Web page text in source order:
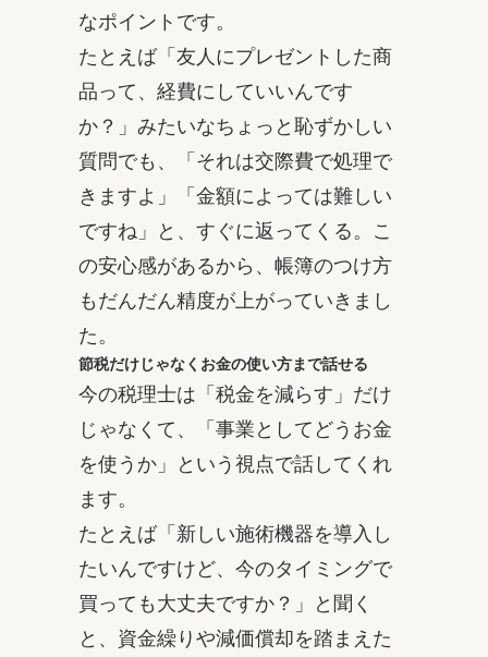
なポイントです。
たとえば「友人にプレゼントした商
品って、経費にしていいんです
か？」みたいなちょっと恥ずかしい
質問でも、「それは交際費で処理で
きますよ」「金額によっては難しい
ですね」と、すぐに返ってくる。こ
の安心感があるから、帳簿のつけ方
もだんだん精度が上がっていきまし
た。
節税だけじゃなくお金の使い方まで話せる
今の税理士は「税金を減らす」だけ
じゃなくて、「事業としてどうお金
を使うか」という視点で話してくれ
ます。
たとえば「新しい施術機器を導入し
たいんですけど、今のタイミングで
買っても大丈夫ですか？」と聞く
と、資金繰りや減価償却を踏まえた